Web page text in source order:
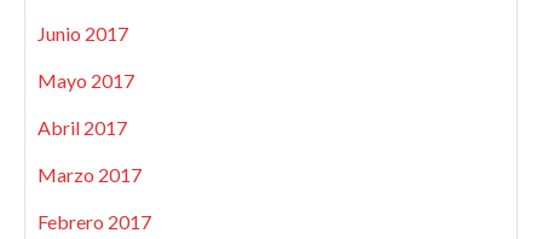
Junio 2017
Mayo 2017
Abril 2017
Marzo 2017
Febrero 2017